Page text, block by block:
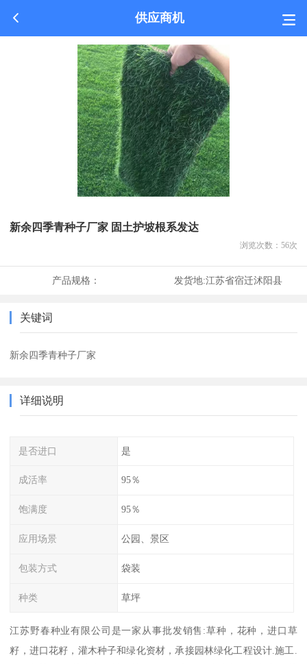
供应商机
新余四季青种子厂家 固土护坡根系发达
浏览次数： 56次
产品规格： 发货地:江苏省宿迁沭阳县
关键词
新余四季青种子厂家
详细说明
是否进口 是
成活率 95％
饱满度 95％
应用场景 公园、景区
包装方式 袋装
种类 草坪
江苏野春种业有限公司是一家从事批发销售:草种，花种，进口草
籽，进口花籽，灌木种子和绿化资材，承接园林绿化工程设计.施工.